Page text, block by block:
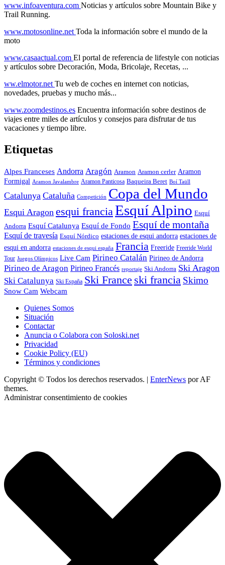
www.infoaventura.com Noticias y artículos sobre Mountain Bike y
Trail Running.
www.motosonline.net Toda la información sobre el mundo de la
moto
www.casaactual.com El portal de referencia de lifestyle con noticias
y artículos sobre Decoración, Moda, Bricolaje, Recetas, ...
ww.elmotor.net Tu web de coches en internet con noticias,
novedades, pruebas y mucho más...
www.zoomdestinos.es Encuentra información sobre destinos de
viajes entre miles de artículos y consejos para disfrutar de tus
vacaciones y tiempo libre.
Etiquetas
Alpes Franceses Andorra Aragón Aramon Aramon cerler Aramon
Formigal Aramon Javalambre Aramon Panticosa Baqueira Beret Boí Taüll
Catalunya Cataluña Competición Copa del Mundo
Esqui Aragon esqui francia Esquí Alpino Esquí
Andorra Esquí Catalunya Esquí de Fondo Esquí de montaña
Esquí de travesía Esquí Nórdico estaciones de esqui andorra estaciones de
esqui en andorra estaciones de esqui españa Francia Freeride Freeride World
Tour Juegos Olímpicos Live Cam Pirineo Catalán Pirineo de Andorra
Pirineo de Aragon Pirineo Francés reportaje Ski Andorra Ski Aragon
Ski Catalunya Ski España Ski France ski francia Skimo
Snow Cam Webcam
Quienes Somos
Situación
Contactar
Anuncia o Colabora con Soloski.net
Privacidad
Cookie Policy (EU)
Términos y condiciones
Copyright © Todos los derechos reservados. | EnterNews por AF
themes.
Administrar consentimiento de cookies